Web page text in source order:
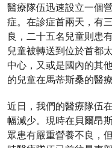
醫療隊伍迅速設立一個
症。在診症首兩天，有
良，二十五名兒童則患
兒童被轉送到位於首都
中心，又或是國內的其
的兒童在馬蒂斯桑的醫
近日，我們的醫療隊伍
幅減少。現時在貝爾昂
眾患有嚴重營養不良，